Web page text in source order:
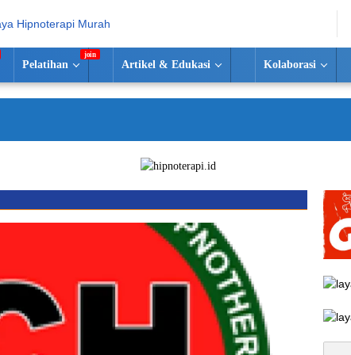
Pelatihan Artikel & Edukasi Kolaborasi